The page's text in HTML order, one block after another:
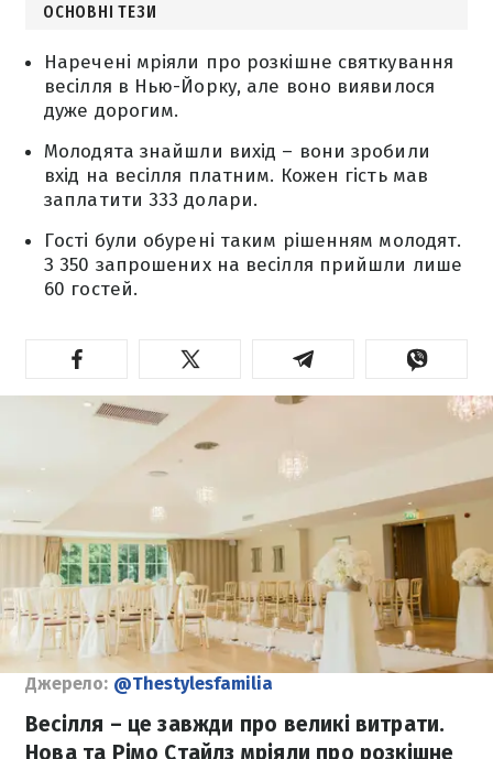
ОСНОВНІ ТЕЗИ
Наречені мріяли про розкішне святкування
весілля в Нью-Йорку, але воно виявилося
дуже дорогим.
Молодята знайшли вихід – вони зробили
вхід на весілля платним. Кожен гість мав
заплатити 333 долари.
Гості були обурені таким рішенням молодят.
З 350 запрошених на весілля прийшли лише
60 гостей.
Джерело: @Thestylesfamilia
Весілля – це завжди про великі витрати.
Нова та Рімо Стайлз мріяли про розкішне